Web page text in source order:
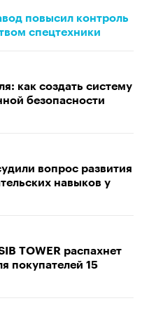
повысил контроль
спецтехники
как создать систему
безопасности
вопрос развития
навыков у
TOWER распахнет
покупателей 15